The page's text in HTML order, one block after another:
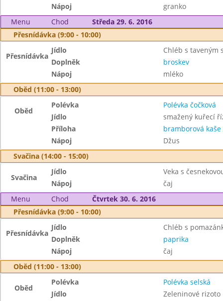
Nápoj
granko
Menu
Chod
Středa 29. 6. 2016
Přesnídávka (9:00 - 10:00)
Přesnídávka
Jídlo
Chléb s taveným
Doplněk
broskev
Nápoj
mléko
Oběd (11:00 - 13:00)
Oběd
Polévka
Polévka čočková
Jídlo
smažený kuřecí
Příloha
bramborová kaše
Nápoj
Džus
Svačina (14:00 - 15:00)
Svačina
Jídlo
Veka s
Nápoj
čaj
Menu
Chod
Čtvrtek 30. 6. 2016
Přesnídávka (9:00 - 10:00)
Přesnídávka
Jídlo
Chléb s
Doplněk
paprika
Nápoj
čaj
Oběd (11:00 - 13:00)
Oběd
Polévka
Polévka selská
Jídlo
Zeleninové rizoto